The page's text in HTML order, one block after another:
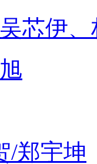
吴芯伊
/郑宇坤